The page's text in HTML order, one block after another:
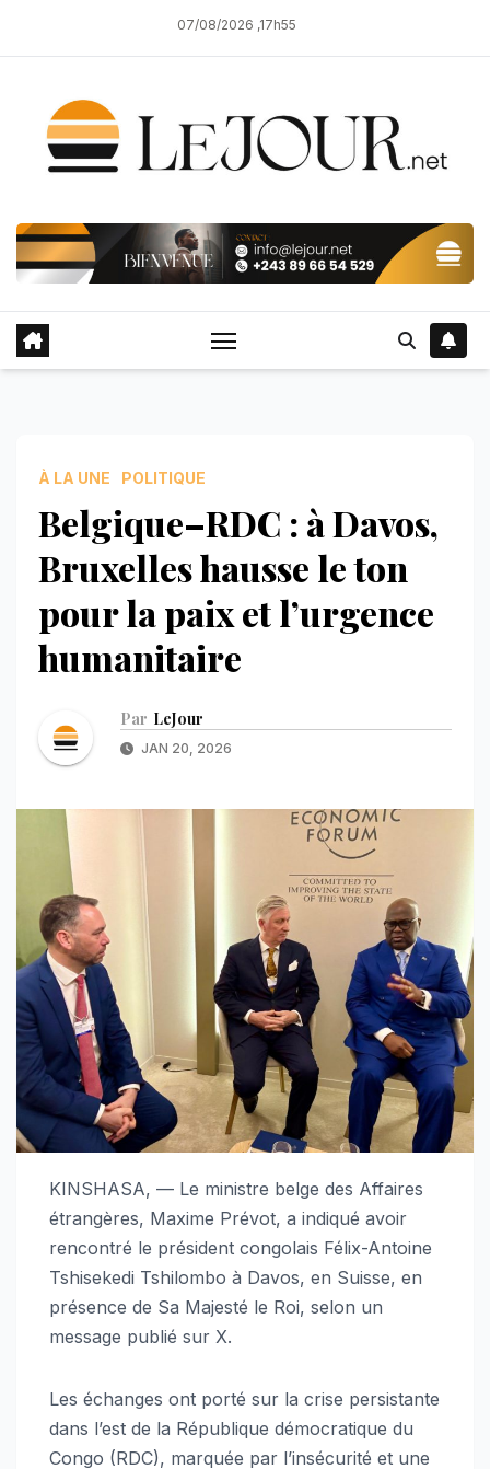
07/08/2026 ,17h55
À LA UNE POLITIQUE
Belgique–RDC : à Davos,
Bruxelles hausse le ton
pour la paix et l’urgence
humanitaire
Par LeJour
JAN 20, 2026
KINSHASA, — Le ministre belge des Affaires
étrangères, Maxime Prévot, a indiqué avoir
rencontré le président congolais Félix-Antoine
Tshisekedi Tshilombo à Davos, en Suisse, en
présence de Sa Majesté le Roi, selon un
message publié sur X.
Les échanges ont porté sur la crise persistante
dans l’est de la République démocratique du
Congo (RDC), marquée par l’insécurité et une